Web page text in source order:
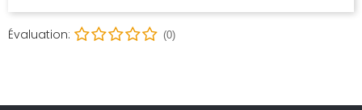
Évaluation: (0)